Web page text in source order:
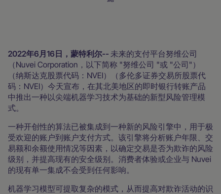
2022年6月16日，蒙特利尔-- 未来的支付平台努维公司
（Nuvei Corporation，以下简称 "努维公司 "或 "公司"）
（纳斯达克股票代码：NVEI）（多伦多证券交易所股票代
码：NVEI）今天宣布，在其北美地区的即时银行转账产品
中推出一种以尖端机器学习技术为基础的新型风险管理模
式。
一种开创性的算法已被集成到一种新的风险引擎中，用于极
受欢迎的账户到账户支付方式。该引擎将分析账户年限、交
易额和余额使用情况等因素，以确定交易是否为欺诈的风险
级别，并提高现有的安全级别。消费者体验或企业与 Nuvei
的现有单一集成不会受到任何影响。
机器学习模型可提取复杂的模式，从而提高对欺诈活动的识